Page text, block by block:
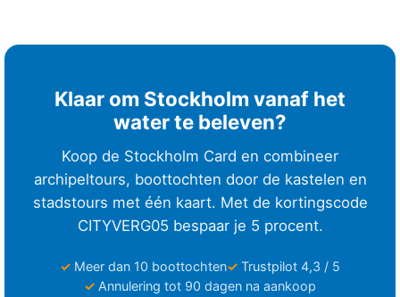
Klaar om Stockholm vanaf het
water te beleven?
Koop de Stockholm Card en combineer
archipeltours, boottochten door de kastelen en
stadstours met één kaart. Met de kortingscode
CITYVERG05 bespaar je 5 procent.
Meer dan 10 boottochten
Trustpilot 4,3 / 5
Annulering tot 90 dagen na aankoop